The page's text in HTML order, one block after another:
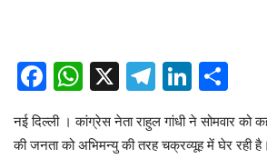
Facebook
WhatsApp
X Telegram
नई दिल्ली । कांग्रेस नेता राहुल गांधी ने सोमवार को
की जनता को अभिमन्यु की तरह चक्रव्यूह में घेर रही